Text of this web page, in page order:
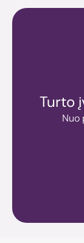
Turto
Nuo